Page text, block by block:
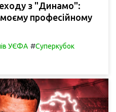
з "Динамо":
професійному
УЄФА #Суперкубок